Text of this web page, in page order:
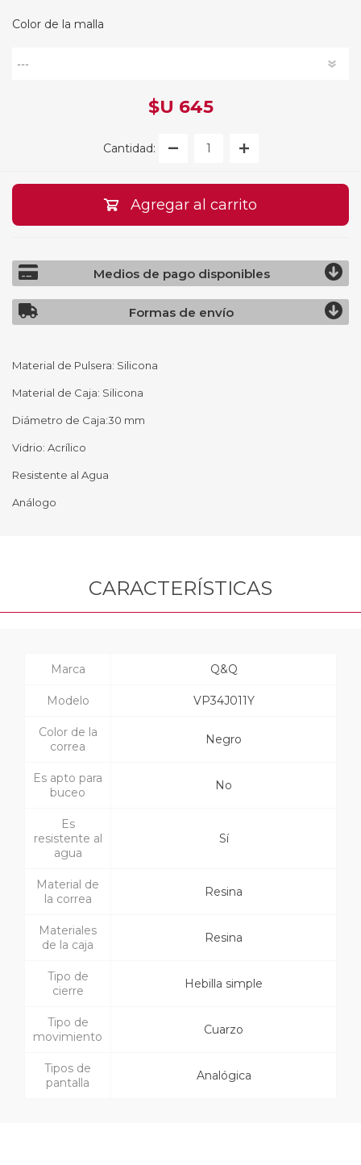
Color de la malla
$U 645
Cantidad:
Agregar al carrito
Medios de pago disponibles
Formas de envío
Material de Pulsera: Silicona
Material de Caja: Silicona
Diámetro de Caja:30 mm
Vidrio: Acrílico
Resistente al Agua
Análogo
CARACTERÍSTICAS
Marca Q&Q
Modelo VP34J011Y
Color de la
correa
Negro
Es apto para
buceo
No
Es
resistente al
agua
Sí
Material de
la correa
Resina
Materiales
de la caja
Resina
Tipo de
cierre
Hebilla simple
Tipo de
movimiento
Cuarzo
Tipos de
pantalla
Analógica